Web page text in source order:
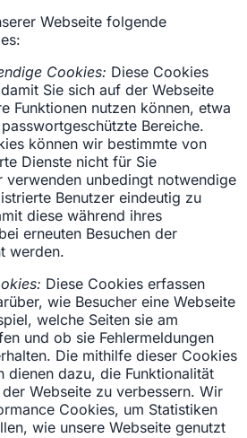
Webseite folgende
Cookies: Diese Cookies
Sie sich auf der Webseite
Funktionen nutzen können, etwa
Bereiche.
können wir bestimmte von
Dienste nicht für Sie
verwenden unbedingt notwendige
Benutzer eindeutig zu
diese während ihres
erneuten Besuchen der
werden.
Diese Cookies erfassen
wie Besucher eine Webseite
welche Seiten sie am
und ob sie Fehlermeldungen
Die mithilfe dieser Cookies
dienen dazu, die Funktionalität
Webseite zu verbessern. Wir
Cookies, um Statistiken
wie unsere Webseite genutzt